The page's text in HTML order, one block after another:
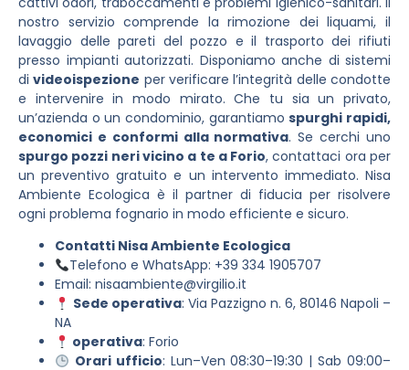
nostro servizio comprende la rimozione dei liquami, il
lavaggio delle pareti del pozzo e il trasporto dei rifiuti
presso impianti autorizzati. Disponiamo anche di sistemi
divideoispezione per verificare l’integrità delle condotte
e intervenire in modo mirato. Che tu sia un privato,
un’azienda o un condominio, garantiamospurghi rapidi,
economici e conformi alla normativa. Se cerchi uno
spurgo pozzi neri vicino a te a Forio, contattaci ora per
un preventivo gratuito e un intervento immediato. Nisa
Ambiente Ecologica è il partner di fiducia per risolvere
ogni problema fognario in modo efficiente e sicuro.
Contatti Nisa Ambiente Ecologica
Telefono e WhatsApp: +39 334 1905707
Email: nisaambiente@virgilio.it
Sede operativa: Via Pazzigno n. 6, 80146 Napoli –
NA
operativa: Forio
Orari ufficio: Lun–Ven 08:30–19:30 | Sab 09:00–